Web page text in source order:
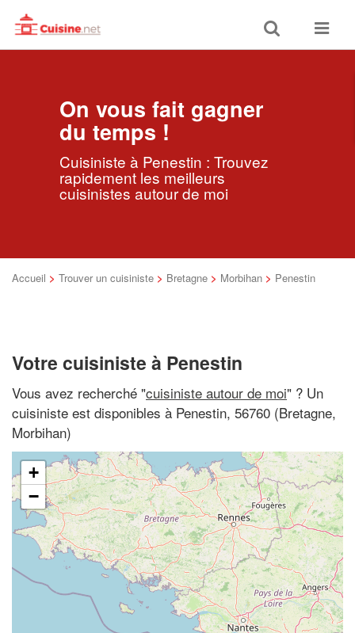
Toggle
search
Toggle
On vous fait gagner
du temps !
Cuisiniste à Penestin : Trouvez
rapidement les meilleurs
cuisinistes autour de moi
Accueil > Trouver un cuisiniste > Bretagne > Morbihan > Penestin
Votre cuisiniste à Penestin
Vous avez recherché "cuisiniste autour de moi" ? Un
cuisiniste est disponibles à Penestin, 56760 (Bretagne,
Morbihan)
+
−